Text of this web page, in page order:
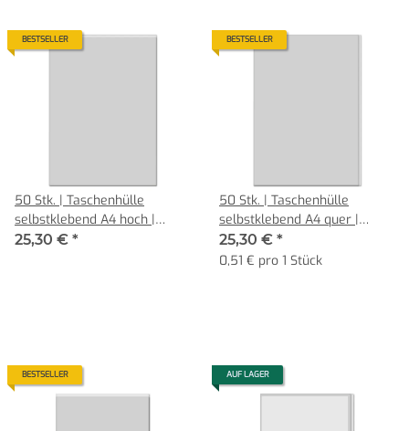
BESTSELLER
50 Stk. | Taschenhülle
selbstklebend A4 hoch |
farblos | VINYL-WF glasklar
25,30 € *
BESTSELLER
50 Stk. | Taschenhülle
selbstklebend A4 quer |
farblos | VINYL-WF glasklar
0,140 mm | senne products
25,30 € *
0,51 € pro 1 Stück
BESTSELLER AUF LAGER